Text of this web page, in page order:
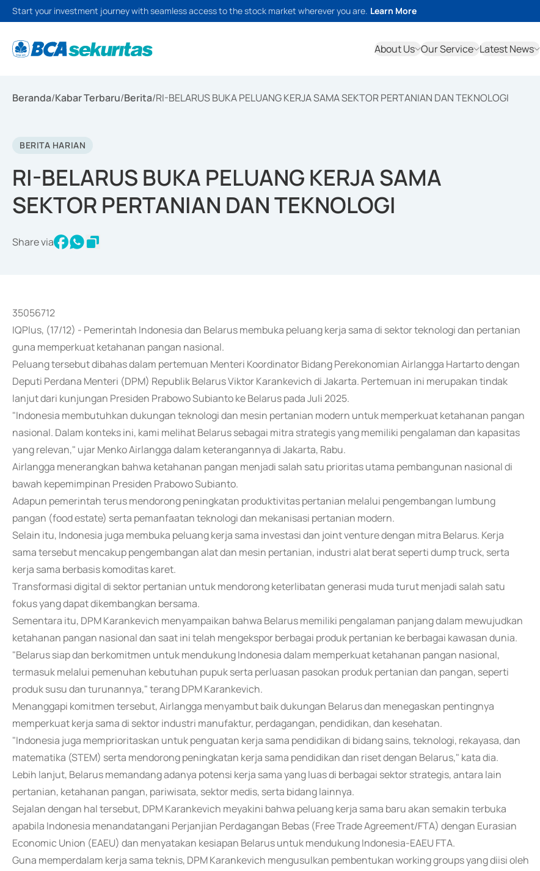
Start your investment journey with seamless access to the stock market wherever you are. Learn More
About Us Our Service Latest News
Beranda/Kabar Terbaru/Berita/RI-BELARUS BUKA PELUANG KERJA SAMA SEKTOR PERTANIAN DAN TEKNOLOGI
BERITA HARIAN
RI-BELARUS BUKA PELUANG KERJA SAMA
SEKTOR PERTANIAN DAN TEKNOLOGI
Share via
35056712
IQPlus, (17/12) - Pemerintah Indonesia dan Belarus membuka peluang kerja sama di sektor teknologi dan pertanian
guna memperkuat ketahanan pangan nasional.
Peluang tersebut dibahas dalam pertemuan Menteri Koordinator Bidang Perekonomian Airlangga Hartarto dengan
Deputi Perdana Menteri (DPM) Republik Belarus Viktor Karankevich di Jakarta. Pertemuan ini merupakan tindak
lanjut dari kunjungan Presiden Prabowo Subianto ke Belarus pada Juli 2025.
"Indonesia membutuhkan dukungan teknologi dan mesin pertanian modern untuk memperkuat ketahanan pangan
nasional. Dalam konteks ini, kami melihat Belarus sebagai mitra strategis yang memiliki pengalaman dan kapasitas
yang relevan," ujar Menko Airlangga dalam keterangannya di Jakarta, Rabu.
Airlangga menerangkan bahwa ketahanan pangan menjadi salah satu prioritas utama pembangunan nasional di
bawah kepemimpinan Presiden Prabowo Subianto.
Adapun pemerintah terus mendorong peningkatan produktivitas pertanian melalui pengembangan lumbung
pangan (food estate) serta pemanfaatan teknologi dan mekanisasi pertanian modern.
Selain itu, Indonesia juga membuka peluang kerja sama investasi dan joint venture dengan mitra Belarus. Kerja
sama tersebut mencakup pengembangan alat dan mesin pertanian, industri alat berat seperti dump truck, serta
kerja sama berbasis komoditas karet.
Transformasi digital di sektor pertanian untuk mendorong keterlibatan generasi muda turut menjadi salah satu
fokus yang dapat dikembangkan bersama.
Sementara itu, DPM Karankevich menyampaikan bahwa Belarus memiliki pengalaman panjang dalam mewujudkan
ketahanan pangan nasional dan saat ini telah mengekspor berbagai produk pertanian ke berbagai kawasan dunia.
"Belarus siap dan berkomitmen untuk mendukung Indonesia dalam memperkuat ketahanan pangan nasional,
termasuk melalui pemenuhan kebutuhan pupuk serta perluasan pasokan produk pertanian dan pangan, seperti
produk susu dan turunannya," terang DPM Karankevich.
Menanggapi komitmen tersebut, Airlangga menyambut baik dukungan Belarus dan menegaskan pentingnya
memperkuat kerja sama di sektor industri manufaktur, perdagangan, pendidikan, dan kesehatan.
"Indonesia juga memprioritaskan untuk penguatan kerja sama pendidikan di bidang sains, teknologi, rekayasa, dan
matematika (STEM) serta mendorong peningkatan kerja sama pendidikan dan riset dengan Belarus," kata dia.
Lebih lanjut, Belarus memandang adanya potensi kerja sama yang luas di berbagai sektor strategis, antara lain
pertanian, ketahanan pangan, pariwisata, sektor medis, serta bidang lainnya.
Sejalan dengan hal tersebut, DPM Karankevich meyakini bahwa peluang kerja sama baru akan semakin terbuka
apabila Indonesia menandatangani Perjanjian Perdagangan Bebas (Free Trade Agreement/FTA) dengan Eurasian
Economic Union (EAEU) dan menyatakan kesiapan Belarus untuk mendukung Indonesia-EAEU FTA.
Guna memperdalam kerja sama teknis, DPM Karankevich mengusulkan pembentukan working groups yang diisi oleh